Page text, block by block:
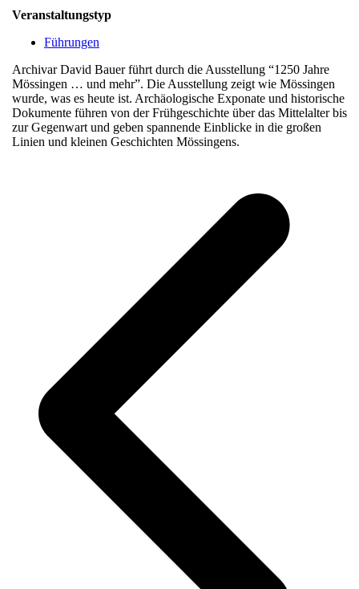
Veranstaltungstyp
Führungen
Archivar David Bauer führt durch die Ausstellung “1250 Jahre
Mössingen … und mehr”. Die Ausstellung zeigt wie Mössingen
wurde, was es heute ist. Archäologische Exponate und historische
Dokumente führen von der Frühgeschichte über das Mittelalter bis
zur Gegenwart und geben spannende Einblicke in die großen
Linien und kleinen Geschichten Mössingens.